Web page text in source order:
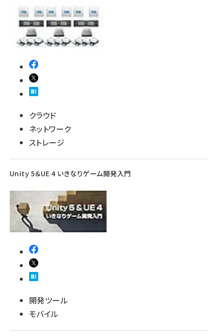
クラウド
ネットワーク
ストレージ
Unity 5＆UE 4 いきなりゲーム開発入門
開発ツール
モバイル